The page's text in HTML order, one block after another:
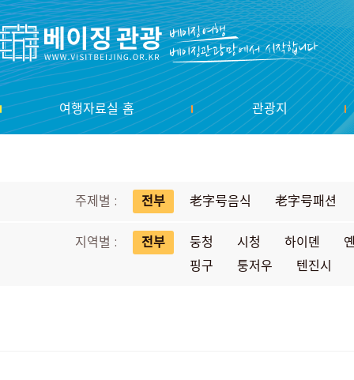
여행자료실 홈 관광지
주제별 : 전부 老字号음식 老字号패션
지역별 : 전부 둥청 시청 하이뎬
핑구
퉁저우 텐진시